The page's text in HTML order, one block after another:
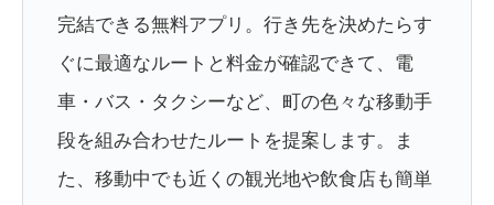
完結できる無料アプリ。行き先を決めたらす
ぐに最適なルートと料金が確認できて、電
車・バス・タクシーなど、町の色々な移動手
段を組み合わせたルートを提案します。ま
た、移動中でも近くの観光地や飲食店も簡単